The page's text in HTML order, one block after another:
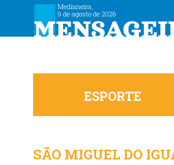
Medianeira,
9 de agosto de 2026
ESPORTE
SÃO MIGUEL DO